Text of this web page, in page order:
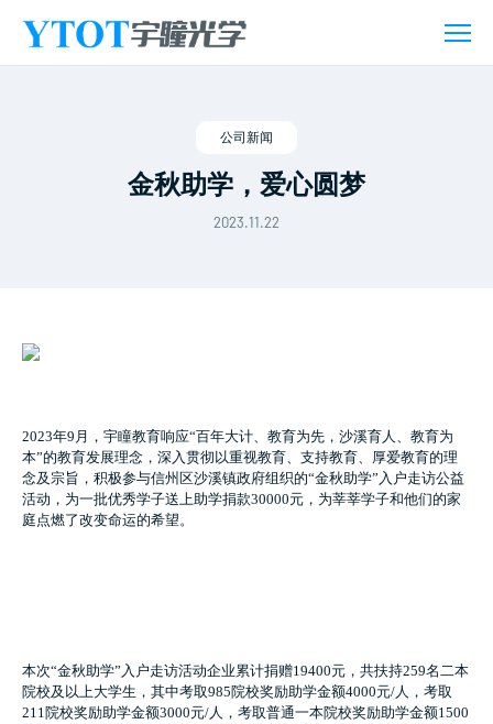
公司新闻
金秋助学，爱心圆梦
2023.11.22
2023年9月，宇瞳教育响应“百年大计、教育为先，沙溪育人、教育为
本”的教育发展理念，深入贯彻以重视教育、支持教育、厚爱教育的理
念及宗旨，积极参与信州区沙溪镇政府组织的“金秋助学”入户走访公益
活动，为一批优秀学子送上助学捐款30000元，为莘莘学子和他们的家
庭点燃了改变命运的希望。
本次“金秋助学”入户走访活动企业累计捐赠19400元，共扶持259名二本
院校及以上大学生，其中考取985院校奖励助学金额4000元/人，考取
211院校奖励助学金额3000元/人，考取普通一本院校奖励助学金额1500